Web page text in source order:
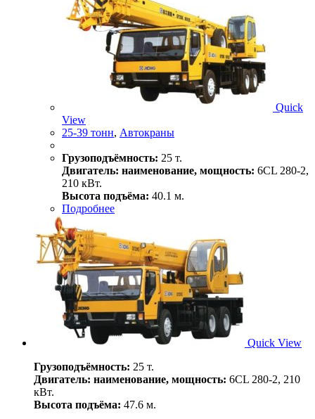
Quick
View
25-39 тонн, Автокраны
Грузоподъёмность: 25 т.
Двигатель: наименование, мощность: 6CL 280-2,
210 кВт.
Высота подъёма: 40.1 м.
Подробнее
Quick View
Грузоподъёмность: 25 т.
Двигатель: наименование, мощность: 6CL 280-2, 210
кВт.
Высота подъёма: 47.6 м.